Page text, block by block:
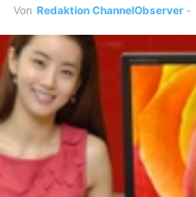
Von Redaktion ChannelObserver -